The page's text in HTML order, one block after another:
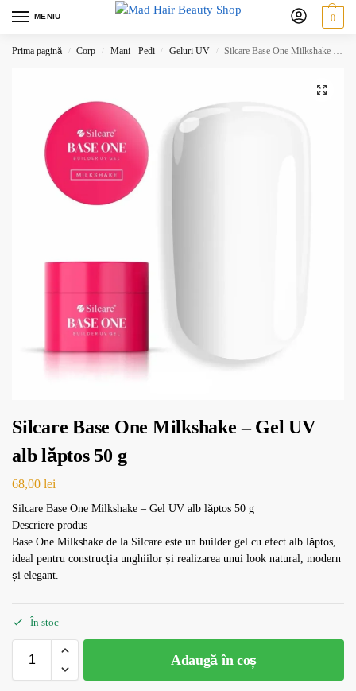
MENIU 0
Prima pagină / Corp / Mani - Pedi / Geluri UV / Silcare Base One Milkshake – Gel UV alb lăptos 50 g
Silcare Base One Milkshake – Gel UV
alb lăptos 50 g
68,00 lei
Silcare Base One Milkshake – Gel UV alb lăptos 50 g
Descriere produs
Base One Milkshake de la Silcare este un builder gel cu efect alb lăptos,
ideal pentru construcția unghiilor și realizarea unui look natural, modern
și elegant.
În stoc
Adaugă în coș